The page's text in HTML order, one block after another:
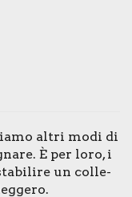
altri modi di
È per loro, i
un col­le­